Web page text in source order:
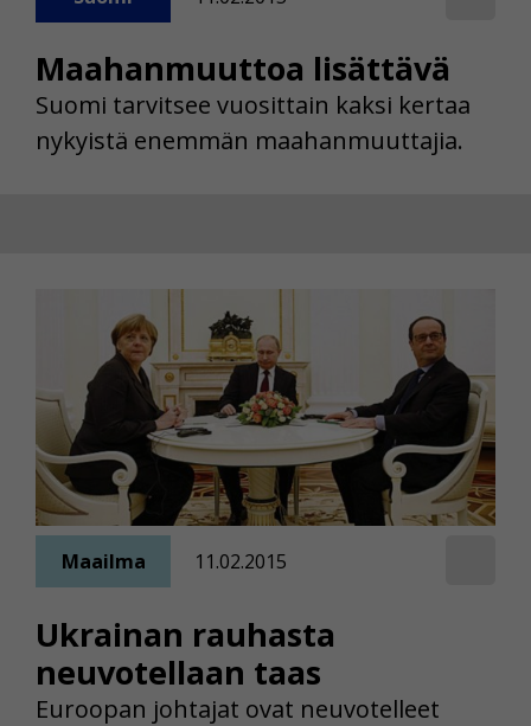
Maahanmuuttoa lisättävä
Suomi tarvitsee vuosittain kaksi kertaa
nykyistä enemmän maahanmuuttajia.
Ukrainan rauhasta
neuvotellaan taas
Maailma 11.02.2015
Euroopan johtajat ovat neuvotelleet